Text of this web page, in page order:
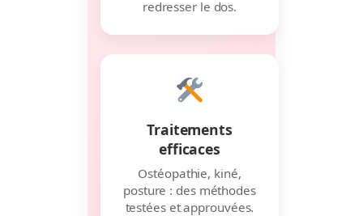
redresser le dos.
Traitements
efficaces
Ostéopathie, kiné,
posture : des méthodes
testées et approuvées.